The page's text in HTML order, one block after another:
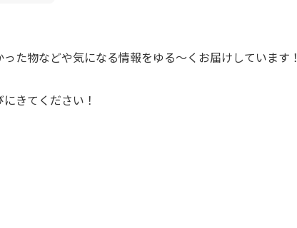
た物などや気になる情報をゆる～くお届けしています！
きてください！